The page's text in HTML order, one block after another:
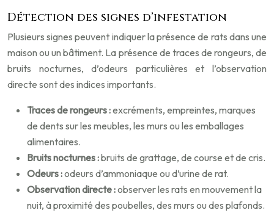
Détection des signes d’infestation
Plusieurs signes peuvent indiquer la présence de rats dans une
maison ou un bâtiment. La présence de traces de rongeurs, de
bruits nocturnes, d’odeurs particulières et l’observation
directe sont des indices importants.
Traces de rongeurs :excréments, empreintes, marques
de dents sur les meubles, les murs ou les emballages
alimentaires.
Bruits nocturnes :bruits de grattage, de course et de cris.
Odeurs :odeurs d’ammoniaque ou d’urine de rat.
Observation directe :observer les rats en mouvement la
nuit, à proximité des poubelles, des murs ou des plafonds.